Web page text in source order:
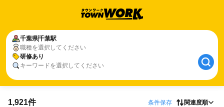
千葉県千葉駅
職種を選択してください
研修あり
キーワードを選択してください
1,921件 条件保存 関連度順